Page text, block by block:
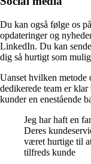
Du kan også følge os
opdateringer og
LinkedIn. Du kan
dig så hurtigt som
Uanset hvilken
dedikerede team er
kunder en enestående
Jeg har haft en
Deres
været hurtige til
tilfreds kunde